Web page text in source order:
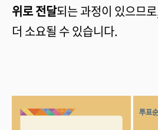
위로 전달되는 과정이 있으므
더 소요될 수 있습니다.